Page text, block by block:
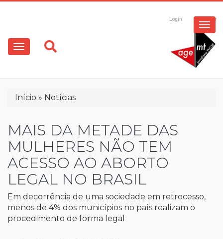
conteúdo
principal
Login Registrar
Main
navigation
Trilha
navegação
Início Notícias
MAIS DA METADE DAS
MULHERES NÃO TEM
ACESSO AO ABORTO
LEGAL NO BRASIL
Em decorrência de uma sociedade em retrocesso,
menos de 4% dos municípios no país realizam o
procedimento de forma legal